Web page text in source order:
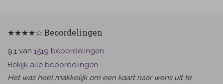
★★★★☆ Beoordelingen
9.1 van 1519 beoordelingen
Bekijk alle beoordelingen
Het was heel makkelijk om een kaart naar wens uit te